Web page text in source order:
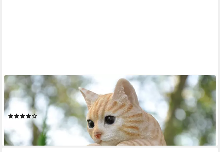
DAZIKEMO
Gartenfigur Gartenfigur Dekofigur Katze für Zaun und
Trennwand
(2)
34,95 €
lieferbar - in 5-6 Werktagen bei dir